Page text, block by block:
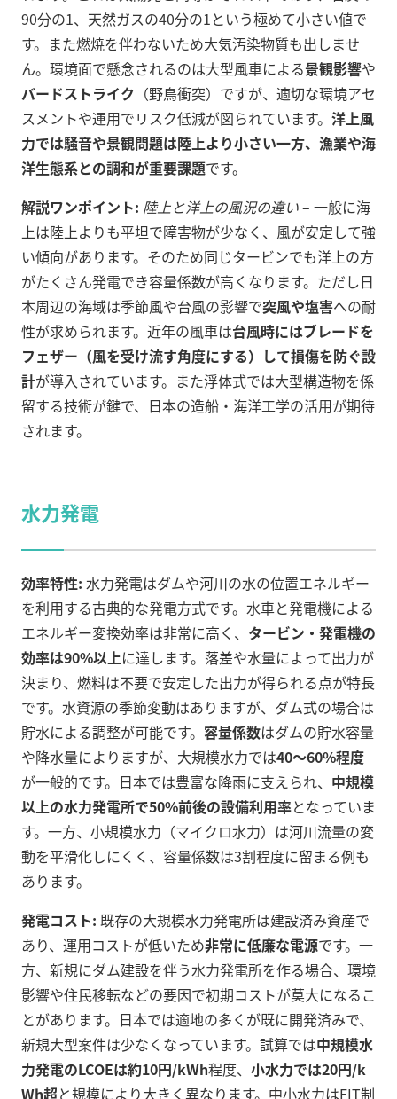
90分の1、天然ガスの40分の1という極めて小さい値で
す。また燃焼を伴わないため大気汚染物質も出しませ
ん。環境面で懸念されるのは大型風車による景観影響や
バードストライク （野鳥衝突）ですが、適切な環境アセ
スメントや運用でリスク低減が図られています。 洋上風
力では騒音や景観問題は陸上より小さい一方、漁業や海
洋生態系との調和が重要課題です。
解説ワンポイント: 陸上と洋上の風況の違い– 一般に海
上は陸上よりも平坦で障害物が少なく、風が安定して強
い傾向があります。そのため同じタービンでも洋上の方
がたくさん発電でき容量係数が高くなります。ただし日
本周辺の海域は季節風や台風の影響で突風や塩害への耐
性が求められます。近年の風車は台風時にはブレードを
フェザー（風を受け流す角度にする）して損傷を防ぐ設
計が導入されています。また浮体式では大型構造物を係
留する技術が鍵で、日本の造船・海洋工学の活用が期待
されます。
水力発電
効率特性: 水力発電はダムや河川の水の位置エネルギー
を利用する古典的な発電方式です。水車と発電機による
エネルギー変換効率は非常に高く、 タービン・発電機の
効率は90%以上に達します。落差や水量によって出力が
決まり、燃料は不要で安定した出力が得られる点が特長
です。水資源の季節変動はありますが、ダム式の場合は
貯水による調整が可能です。 容量係数はダムの貯水容量
や降水量によりますが、大規模水力では40～60%程度
が一般的です。日本では豊富な降雨に支えられ、 中規模
以上の水力発電所で50%前後の設備利用率となっていま
す。一方、小規模水力（マイクロ水力）は河川流量の変
動を平滑化しにくく、容量係数は3割程度に留まる例も
あります。
発電コスト: 既存の大規模水力発電所は建設済み資産で
あり、運用コストが低いため非常に低廉な電源です。一
方、新規にダム建設を伴う水力発電所を作る場合、環境
影響や住民移転などの要因で初期コストが莫大になるこ
とがあります。日本では適地の多くが既に開発済みで、
新規大型案件は少なくなっています。試算では中規模水
力発電のLCOEは約10円/kWh程度、 小水力では20円/k
Wh超と規模により大きく異なります。中小水力はFIT制